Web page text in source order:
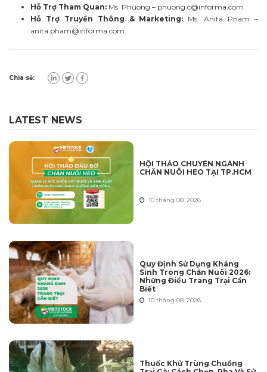
Hỗ Trợ Tham Quan: Ms. Phuong – phuong.c@informa.com
Hỗ Trợ Truyền Thông & Marketing: Ms. Anita Pham –
anita.pham@informa.com
Chia sẻ:
LATEST NEWS
HỘI THẢO CHUYÊN NGÀNH
CHĂN NUÔI HEO TẠI TP.HCM
10 tháng 08. 2026
Quy Định Sử Dụng Kháng
Sinh Trong Chăn Nuôi 2026:
Những Điều Trang Trại Cần
Biết
10 tháng 08. 2026
Thuốc Khử Trùng Chuồng